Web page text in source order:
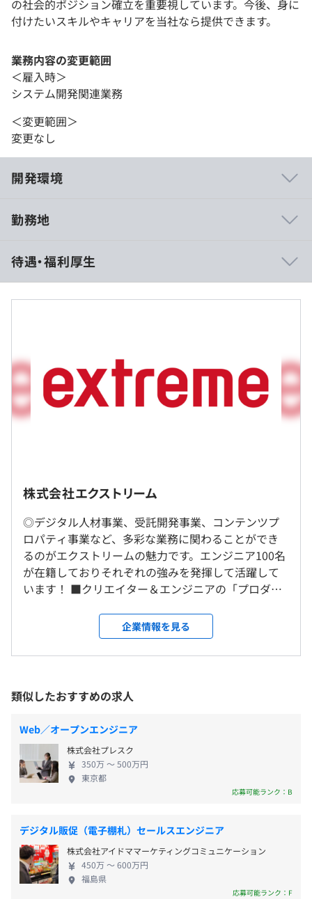
の社会的ポジション確立を重要視しています。今後、身に
付けたいスキルやキャリアを当社なら提供できます。
業務内容の変更範囲
＜雇入時＞
システム開発関連業務
＜変更範囲＞
変更なし
開発環境
根付いています。
・新しいことにどんどん挑戦させてくれる、自由で風通し
の良い環境が整っています。
■桃色大戦ぱいろん
「萌え」×「麻雀」！200キャラを超える美少女キャラク
ん”のアプリゲーム。
■メサイヤゲームス
「ラングリッサー」「重装機兵」「超兄貴」などの往年の
名作タイトルを現代風にリノベーションし、コアゲーマー
に向けて新たな提案を行うゲームブランド。
・金融系システム開発
・アパレル向けシステム開発
・情報系インフラ設計構築
など
・資格取得支援制度（情報処理技術試験、日商簿記検定な
ど）
・ビジネスマナー研修
・社員力向上研修
勤務地
社内もしくはお客様先での勤務となります。常駐先は、愛
知県及び近郊地域の配属プロジェクト（顧客）先
※クライアントが在宅勤務制の場合、在宅勤務をお願いす
ることがあります。
「愛知県を中心とした中部地区」
＜変更範囲＞
受動喫煙防止措置に関する事項
従業員に対する受動喫煙対策：あり
対策内容：敷地内禁煙（喫煙場所あり）
待遇・福利厚生
正社員の場合、入社後（年1回の給与改定）は、実績を正
当に評価し、当社規定により決定します。
9：30～18：30（実労働時間8時間）
※配属プロジェクトによっては異なる場合がございます。
（例｜10：00～19：00、休憩時間1hなど）
休憩時間：12：30～13：30（60分）
平均残業時間：平均10.9時間／月（※各プロジェクト先に
よって異なります）
■完全週休2日制（土日）
■年末年始休暇
■夏季休暇
■慶弔休暇
■有給休暇
■介護休暇
■設立記念日※5/6
株式会社エクストリーム
◎デジタル人材事業、受託開発事業、コンテンツプ
ロパティ事業など、多彩な業務に関わることができ
るのがエクストリームの魅力です。エンジニア100名
が在籍しておりそれぞれの強みを発揮して活躍して
います！ ■クリエイター＆エンジニアの「プロダク
もしろいを創る。未来の楽しいを造る。」と言うコ
ンセプトを掲げ、2005年に創立。社内外を問わず、
エンターテインメントコンテンツ開発や業務系アプ
か、自社タイトルのゲームコンテンツ開発や自社保
有のタイトル「メサイヤ」「桃色大戦ぱいろん」等
のライセンスサービス事業を展開しています。近年で
は自社タイトル海外展開など積極的な事業拡大に取
り組み、エンターテインメント業界のトップを走る
クリエイティブカンパニーとしてさらなる成長を続
けています。 ■クリエイター＆エンジニアの「マイ
な有名タイトル・ビッグプロジェクト開発にクリエ
イターやエンジニアを参加させることで各メンバー
のスキルアップやキャリアアップをおこなっていま
す。メンバーのプロジェクト固定化をせず、広く深い
スキルを持ったメンバーを育成しすることで、完成
企業情報を見る
類似したおすすめの求人
Web／オープンエンジニア
株式会社プレスク
350万 〜 500万円
東京都
応募可能ランク：B
デジタル販促（電子棚札）セールスエンジニア
株式会社アイドママーケティングコミュニケーション
450万 〜 600万円
福島県
応募可能ランク：F